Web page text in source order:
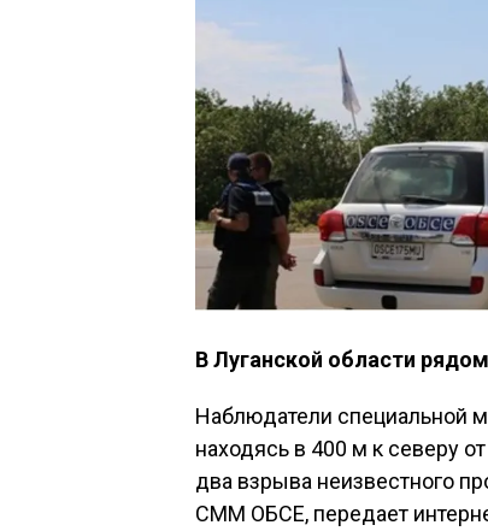
В Луганской области
Наблюдатели специальной
находясь в 400 м к северу
два взрыва неизвестного
СММ ОБСЕ, передает